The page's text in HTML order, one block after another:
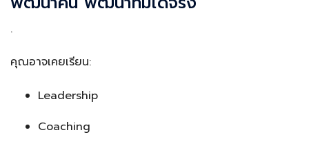
.
คุณอาจเคยเรียน:
Leadership
Coaching